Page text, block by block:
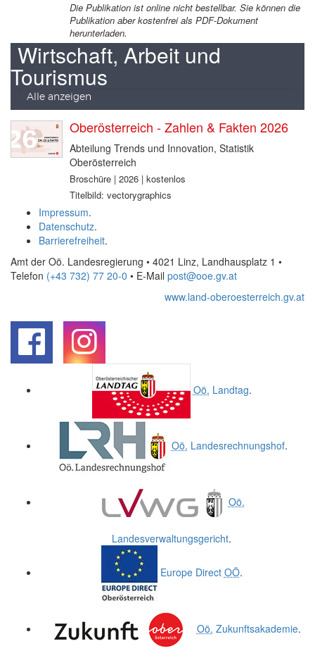
Die Publikation ist online nicht bestellbar. Sie können die
Publikation aber kostenfrei als PDF-Dokument
herunterladen.
Wirtschaft, Arbeit und
Tourismus
Alle anzeigen
Oberösterreich - Zahlen & Fakten 2026
Abteilung Trends und Innovation, Statistik
Oberösterreich
Broschüre | 2026 | kostenlos
Titelbild: vectorygraphics
Impressum.
Datenschutz.
Barrierefreiheit.
Amt der Oö. Landesregierung • 4021 Linz, Landhausplatz 1 •
Telefon (+43 732) 77 20-0 • E-Mail post@ooe.gv.at
www.land-oberoesterreich.gv.at
Oö. Landtag.
Oö. Landesrechnungshof.
Oö.
Landesverwaltungsgericht.
Europe Direct OÖ.
Oö. Zukunftsakademie.